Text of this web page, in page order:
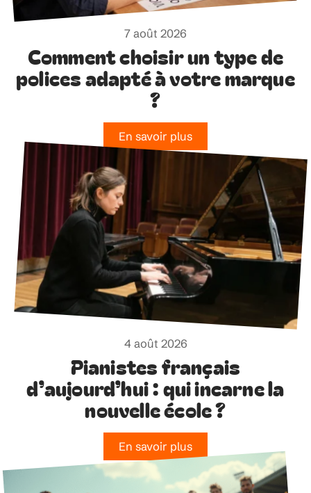
7 août 2026
Comment choisir un type de
polices adapté à votre marque
?
En savoir plus
4 août 2026
Pianistes français
d’aujourd’hui : qui incarne la
nouvelle école ?
En savoir plus